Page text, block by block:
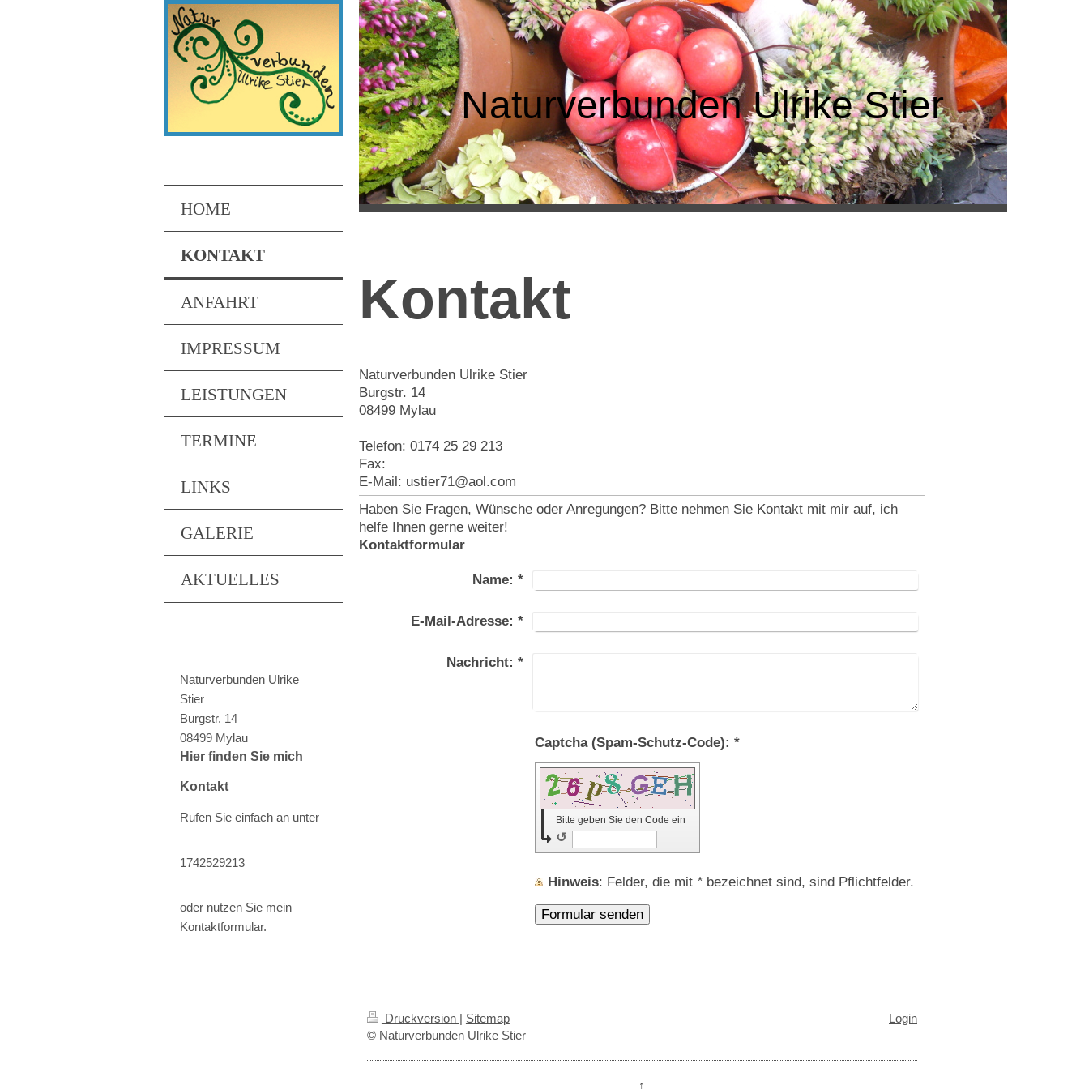
HOME
KONTAKT
ANFAHRT
IMPRESSUM
LEISTUNGEN
TERMINE
LINKS
GALERIE
AKTUELLES
Naturverbunden Ulrike
Stier
Burgstr. 14
08499 Mylau
Hier finden Sie mich
Kontakt
Rufen Sie einfach an unter
1742529213
oder nutzen Sie mein
Kontaktformular.
Naturverbunden Ulrike Stier
Kontakt
Naturverbunden Ulrike Stier
Burgstr. 14
08499 Mylau
Telefon: 0174 25 29 213
Fax:
E-Mail: ustier71@aol.com
Haben Sie Fragen, Wünsche oder Anregungen? Bitte nehmen Sie Kontakt mit mir auf, ich
helfe Ihnen gerne weiter!
Kontaktformular
Name: *
E-Mail-Adresse: *
Nachricht: *
Captcha (Spam-Schutz-Code): *
Bitte geben Sie den Code ein
↺
Hinweis : Felder, die mit *bezeichnet sind, sind Pflichtfelder.
Druckversion | Sitemap
© Naturverbunden Ulrike Stier
Login
↑